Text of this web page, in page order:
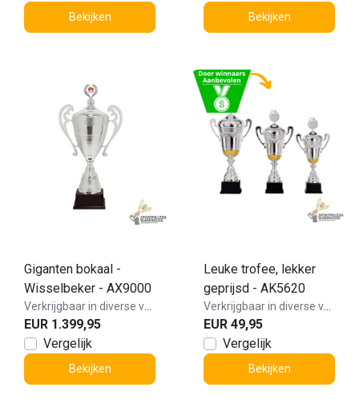
Bekijken Bekijken
Giganten bokaal -
Wisselbeker - AX9000
EUR 1.399,95
Vergelijk
Bekijken
Leuke trofee, lekker
geprijsd - AK5620
EUR 49,95
Vergelijk
Bekijken